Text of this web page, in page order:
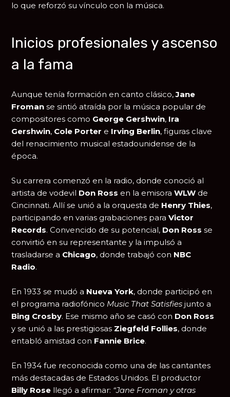
lo que reforzó su vínculo con la música.
Inicios profesionales y ascenso
a la fama
Aunque tenía formación en canto clásico,Jane
Froman se sintió atraída por la música popular de
compositores como George Gershwin, Ira
Gershwin, Cole Porter e Irving Berlin, figuras clave
del renacimiento musical estadounidense de la
época.
Su carrera comenzó en la radio, donde conoció al
artista de vodevil Don Ross en la emisoraWLW de
Cincinnati. Allí se unió a la orquesta de Henry Thies,
participando en varias grabaciones paraVictor
Records. Convencido de su potencial, Don Ross se
convirtió en su representante y la impulsó a
trasladarse a Chicago, donde trabajó con NBC
Radio.
En 1933 se mudó a Nueva York, donde participó en
el programa radiofónico Music That Satisfies junto a
Bing Crosby. Ese mismo año se casó con Don Ross
y se unió a las prestigiosas Ziegfeld Follies, donde
entabló amistad con Fannie Brice.
En 1934 fue reconocida como una de las cantantes
más destacadas de Estados Unidos. El productor
Billy Rose llegó a afirmar: “Jane Froman y otras